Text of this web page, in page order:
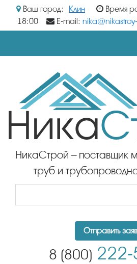
Ваш город: Клин
Время
18:00
E-mail:
НикаСтрой – поставщик
труб и
Отправить
8 (800)